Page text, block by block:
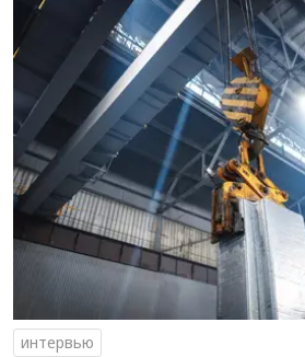
интервью